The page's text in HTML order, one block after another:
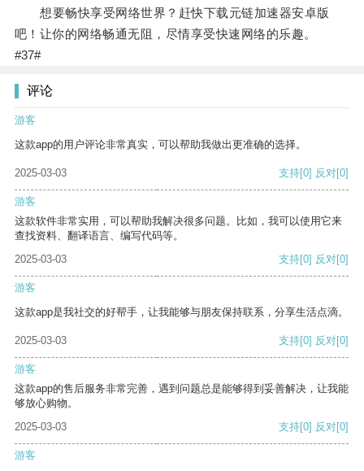
想要畅快享受网络世界？赶快下载元链加速器安卓版
吧！让你的网络畅通无阻，尽情享受快速网络的乐趣。
#37#
评论
游客
这款app的用户评论非常真实，可以帮助我做出更准确的选择。
2025-03-03 支持[0] 反对[0]
游客
这款软件非常实用，可以帮助我解决很多问题。比如，我可以使用它来
查找资料、翻译语言、编写代码等。
2025-03-03
支持[0] 反对[0]
游客
这款app是我社交的好帮手，让我能够与朋友保持联系，分享生活点滴。
2025-03-03 支持[0] 反对[0]
游客
这款app的售后服务非常完善，遇到问题总是能够得到妥善解决，让我能
够放心购物。
2025-03-03
支持[0] 反对[0]
游客